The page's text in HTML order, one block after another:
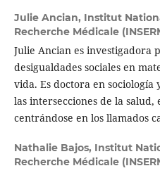
Julie Ancian, Institut
Recherche Médicale
Julie Ancian es investigadora
desigualdades sociales en
vida. Es doctora en sociología
las intersecciones de la
centrándose en los llamados
Nathalie Bajos, Institut
Recherche Médicale